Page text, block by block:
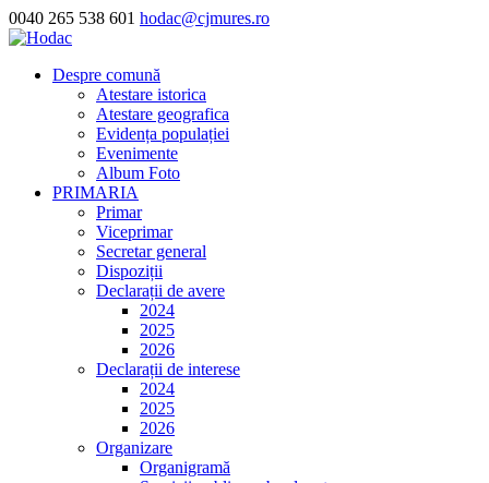
0040 265 538 601 hodac@cjmures.ro
Despre comună
Atestare istorica
Atestare geografica
Evidența populației
Evenimente
Album Foto
PRIMARIA
Primar
Viceprimar
Secretar general
Dispoziții
Declarații de avere
2024
2025
2026
Declarații de interese
2024
2025
2026
Organizare
Organigramă